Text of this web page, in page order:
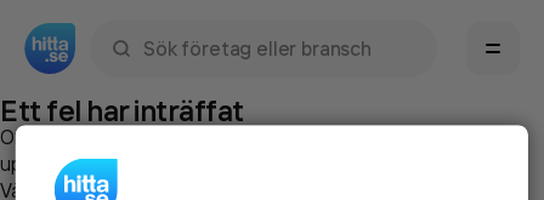
Ett fel har inträffat
Om du vill kan du
uppstod så att vi lättare och snabbare kan avhjälpa det.
Vänligen försök med följande: